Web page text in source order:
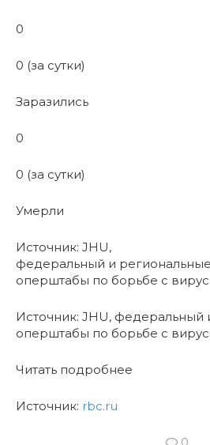
0
0 (за сутки)
Заразились
0
0 (за сутки)
Умерли
Источник: JHU,
федеральный и региональные
оперштабы по борьбе с
Источник: JHU, федеральный
оперштабы по борьбе с
Читать подробнее
Источник: rbc.ru